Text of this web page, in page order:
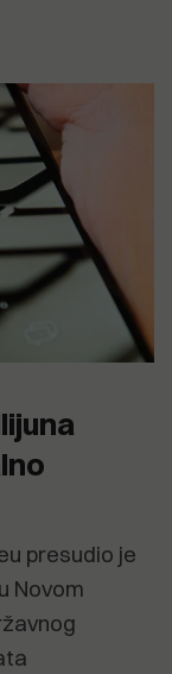
presudio je
Novom